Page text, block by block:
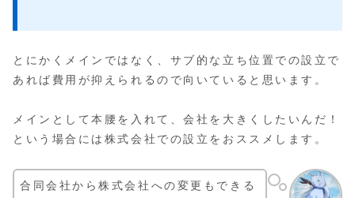
とにかくメインではなく、サブ的な立ち位置での設立で
あれば費用が抑えられるので向いていると思います。
メインとして本腰を入れて、会社を大きくしたいんだ！
という場合には株式会社での設立をおススメします。
合同会社から株式会社への変更もできる